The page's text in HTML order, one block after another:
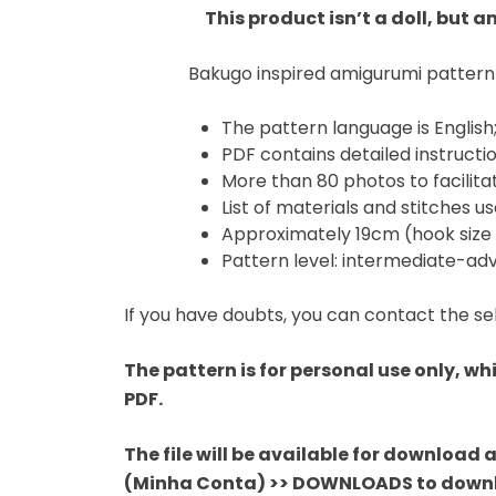
This product isn’t a doll, but
Bakugo inspired amigurumi
The pattern language is English;
PDF contains detailed
More than 80 photos to
List of materials and stitches
Approximately 19cm (hook size
Pattern level: intermediate-
If you have doubts, you can contact the
The pattern is for personal use only,
PDF.
The file will be available for download
(Minha Conta) >> DOWNLOADS to